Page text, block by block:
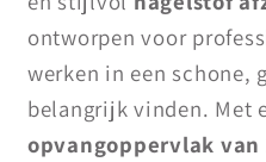
ontworpen voor
werken in een schone,
belangrijk vinden. Met
opvangoppervlak van